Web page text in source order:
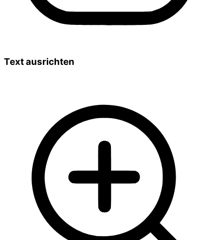
Text ausrichten